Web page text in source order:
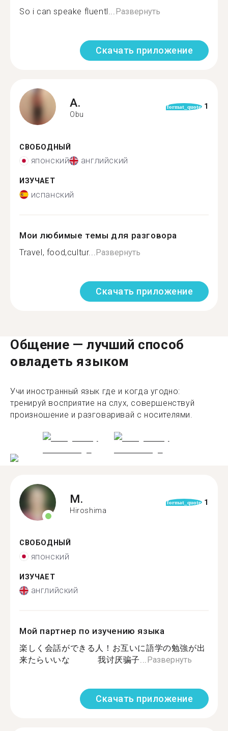
So i can speake fluentl... Развернуть
Скачать приложение
A.
Obu
format_quote 1
СВОБОДНЫЙ
японский английский
ИЗУЧАЕТ
испанский
Мои любимые темы для разговора
Travel, food,cultur... Развернуть
Скачать приложение
Общение — лучший способ
овладеть языком
Учи иностранный язык где и когда угодно:
тренируй восприятие на слух, совершенствуй
произношение и разговаривай с носителями.
M.
Hiroshima
format_quote 1
СВОБОДНЫЙ
японский
ИЗУЧАЕТ
английский
Мой партнер по изучению языка
楽しく会話ができる人！お互いに語学の勉強が出
来たらいいな 我讨厌骗子...Развернуть
Скачать приложение